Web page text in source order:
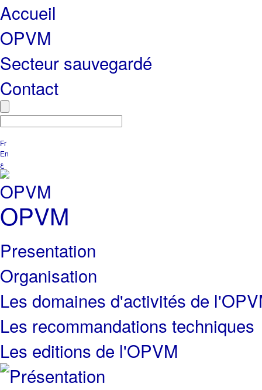
Accueil
OPVM
Secteur sauvegardé
Contact
Fr
En
ع
OPVM
Presentation
Organisation
Les domaines d'activités de
Les recommandations techniques
Les editions de l'OPVM